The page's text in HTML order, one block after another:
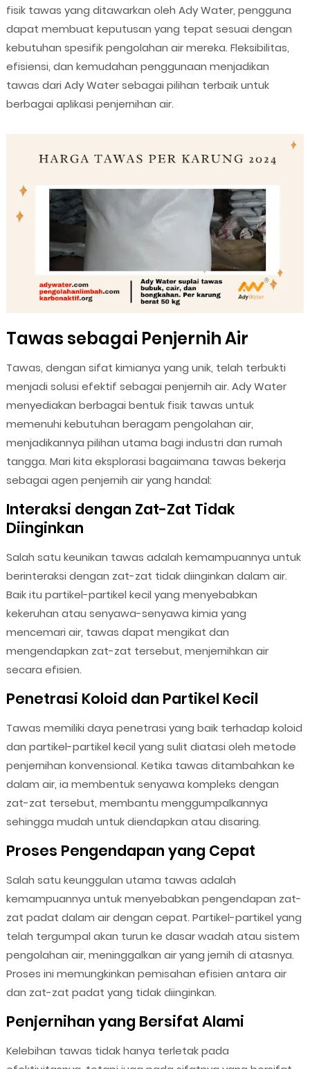
fisik tawas yang ditawarkan oleh Ady Water, pengguna
dapat membuat keputusan yang tepat sesuai dengan
kebutuhan spesifik pengolahan air mereka. Fleksibilitas,
efisiensi, dan kemudahan penggunaan menjadikan
tawas dari Ady Water sebagai pilihan terbaik untuk
berbagai aplikasi penjernihan air.
Tawas sebagai Penjernih Air
Tawas, dengan sifat kimianya yang unik, telah terbukti
menjadi solusi efektif sebagai penjernih air. Ady Water
menyediakan berbagai bentuk fisik tawas untuk
memenuhi kebutuhan beragam pengolahan air,
menjadikannya pilihan utama bagi industri dan rumah
tangga. Mari kita eksplorasi bagaimana tawas bekerja
sebagai agen penjernih air yang handal:
Interaksi dengan Zat-Zat Tidak
Diinginkan
Salah satu keunikan tawas adalah kemampuannya untuk
berinteraksi dengan zat-zat tidak diinginkan dalam air.
Baik itu partikel-partikel kecil yang menyebabkan
kekeruhan atau senyawa-senyawa kimia yang
mencemari air, tawas dapat mengikat dan
mengendapkan zat-zat tersebut, menjernihkan air
secara efisien.
Penetrasi Koloid dan Partikel Kecil
Tawas memiliki daya penetrasi yang baik terhadap koloid
dan partikel-partikel kecil yang sulit diatasi oleh metode
penjernihan konvensional. Ketika tawas ditambahkan ke
dalam air, ia membentuk senyawa kompleks dengan
zat-zat tersebut, membantu menggumpalkannya
sehingga mudah untuk diendapkan atau disaring.
Proses Pengendapan yang Cepat
Salah satu keunggulan utama tawas adalah
kemampuannya untuk menyebabkan pengendapan zat-
zat padat dalam air dengan cepat. Partikel-partikel yang
telah tergumpal akan turun ke dasar wadah atau sistem
pengolahan air, meninggalkan air yang jernih di atasnya.
Proses ini memungkinkan pemisahan efisien antara air
dan zat-zat padat yang tidak diinginkan.
Penjernihan yang Bersifat Alami
Kelebihan tawas tidak hanya terletak pada